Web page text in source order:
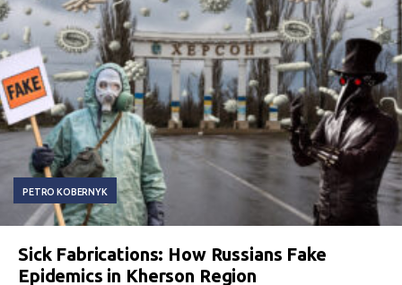
PETRO KOBERNYK
Sick Fabrications: How Russians Fake
Epidemics in Kherson Region